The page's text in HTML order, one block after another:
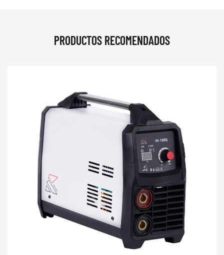
PRODUCTOS RECOMENDADOS